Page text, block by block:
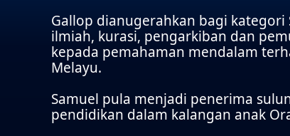
Gallop dianugerahkan bagi
ilmiah, kurasi, pengarkiban dan
kepada pemahaman mendalam
Melayu.
Samuel pula menjadi penerima
pendidikan dalam kalangan anak